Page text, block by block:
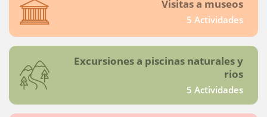
Visitas a museos
5 Actividades
Excursiones a piscinas naturales y
rios
5 Actividades